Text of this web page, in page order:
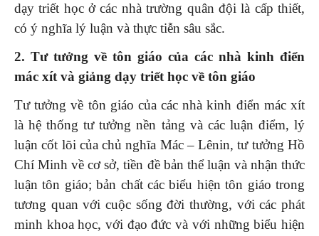
dạy triết học ở các nhà trường quân đội là cấp thiết,
có ý nghĩa lý luận và thực tiễn sâu sắc.
2. Tư tưởng về tôn giáo của các nhà kinh điển
mác xít và giảng dạy triết học về tôn giáo
Tư tưởng về tôn giáo của các nhà kinh điển mác xít
là hệ thống tư tưởng nền tảng và các luận điểm, lý
luận cốt lõi của chủ nghĩa Mác – Lênin, tư tưởng Hồ
Chí Minh về cơ sở, tiền đề bản thể luận và nhận thức
luận tôn giáo; bản chất các biểu hiện tôn giáo trong
tương quan với cuộc sống đời thường, với các phát
minh khoa học, với đạo đức và với những biểu hiện